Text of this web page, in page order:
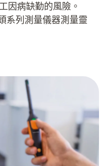
因病缺勤的風險。
系列測量儀器測量靈